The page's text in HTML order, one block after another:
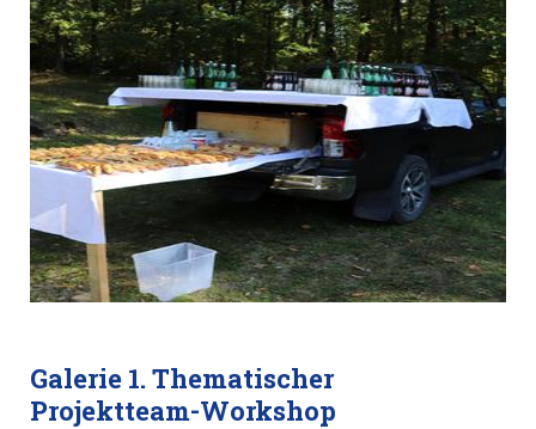
Galerie 1. Thematischer
Projektteam-Workshop